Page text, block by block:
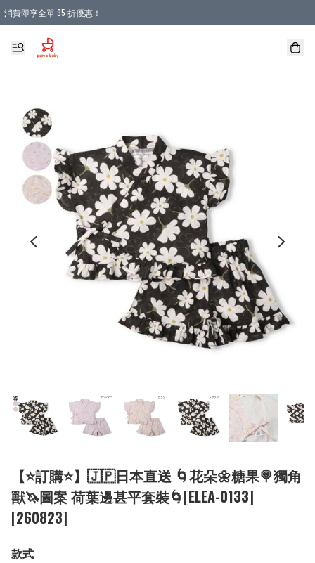
消費即享全單 95 折優惠！
購物滿 HKD 900.00即享免運費優惠！（適用於 本地送貨、本地取貨 )
【⭐訂購⭐】🇯🇵日本直送 🌀花朵🌼糖果🍭獨角
獸🦄圖案 荷葉邊甚平套裝🌀[ELEA-0133]
[260823]
款式